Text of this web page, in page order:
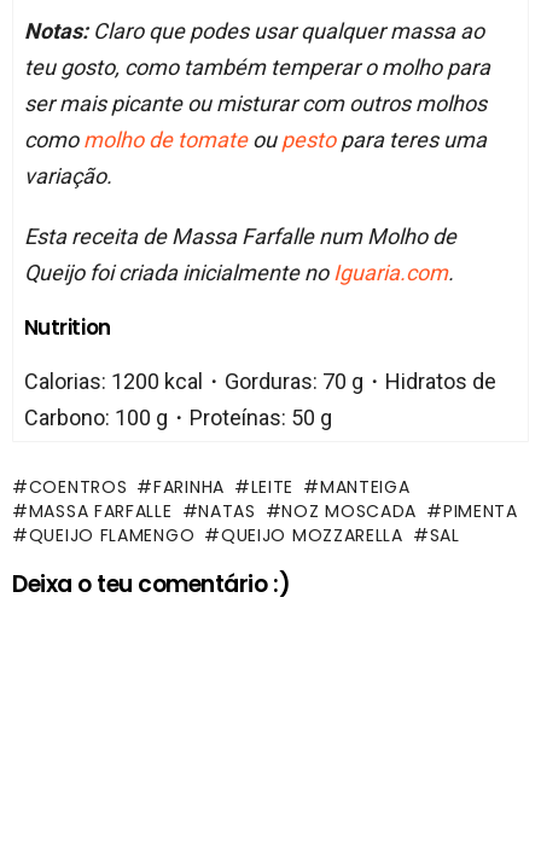
Notas:Claro que podes usar qualquer massa ao
teu gosto, como também temperar o molho para
ser mais picante ou misturar com outros molhos
comomolho de tomateoupestopara teres uma
variação.
Esta receita de Massa Farfalle num Molho de
Queijo foi criada inicialmente no Iguaria.com.
Nutrition
Calorias: 1200 kcal・Gorduras: 70 g・Hidratos de
Carbono: 100 g・Proteínas: 50 g
COENTROS FARINHA LEITE
MANTEIGA
MASSA FARFALLE
NATAS NOZ MOSCADA
PIMENTA
QUEIJO FLAMENGO
QUEIJO MOZZARELLA SAL
Deixa o teu comentário :)